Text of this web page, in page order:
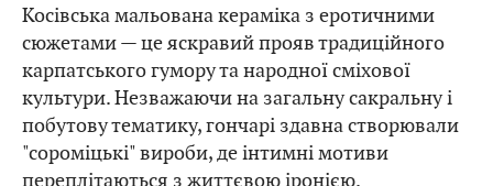
Косівська мальована кераміка з еротичними
сюжетами — це яскравий прояв традиційного
карпатського гумору та народної сміхової
культури. Незважаючи на загальну сакральну і
побутову тематику, гончарі здавна створювали
"сороміцькі" вироби, де інтимні мотиви
переплітаються з життєвою іронією.